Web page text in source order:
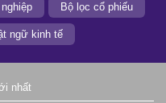
Bộ lọc cổ phiếu
ngữ kinh tế
nhất